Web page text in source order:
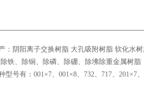
：阴阳离子交换树脂 大孔吸附树脂 软化水
铁、除铜、除磷、除硼、除坲除重金属树
号有：001×7、001×8、732、717、201×7、